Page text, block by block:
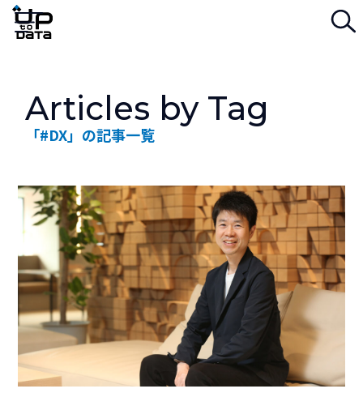
Menu
Articles by Tag
「#DX」の記事一覧